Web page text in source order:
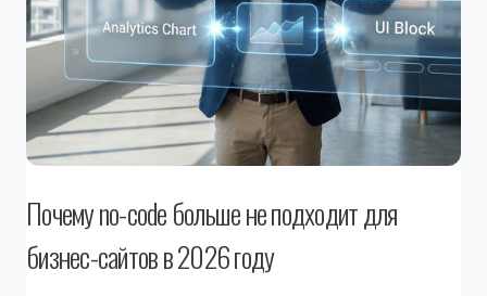
Почему no-code больше не подходит для
бизнес-сайтов в 2026 году